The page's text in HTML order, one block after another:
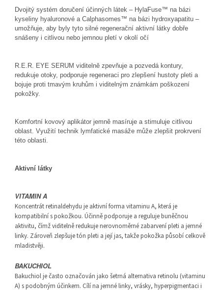
Dvojitý systém doručení účinných látek – HylaFuse™ na bázi
kyseliny hyaluronové a Calphasomes™ na bázi hydroxyapatitu –
umožňuje, aby byly tyto silné regenerační aktivní látky dobře
snášeny i citlivou nebo jemnou pletí v okolí očí
R.E.R. EYE SERUM viditelně zpevňuje a pozvedá kontury,
redukuje otoky, podporuje regeneraci pro zlepšení hustoty pleti a
bojuje proti tmavým kruhům i viditelným známkám poškození
pokožky.
Komfortní kovový aplikátor jemně masíruje a stimuluje citlivou
oblast. Využití technik lymfatické masáže může zlepšit prokrvení
této oblasti.
Aktivní látky
VITAMIN A
Koncentrát retinaldehydu je aktivní forma vitaminu A, která je
kompatibilní s pokožkou. Účinně podporuje a reguluje buněčnou
aktivitu, čímž viditelně redukuje nerovnoměrné zabarvení pleti a jemné
linky. Zároveň zlepšuje tón pleti a její jas, takže pokožka působí celkově
mladistvěji.
BAKUCHIOL
Bakuchiol je často označován jako šetrná alternativa retinolu (vitaminu
A) s podobným účinkem. Cílí na jemné linky, vrásky, hyperpigmentaci i